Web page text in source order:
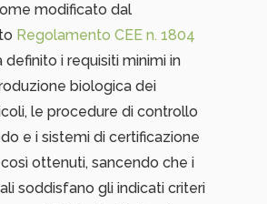
modificato dal
Regolamento CEE n. 1804
definito i requisiti minimi in
biologica dei
le procedure di controllo
e i sistemi di certificazione
ottenuti, sancendo che i
soddisfano gli indicati criteri